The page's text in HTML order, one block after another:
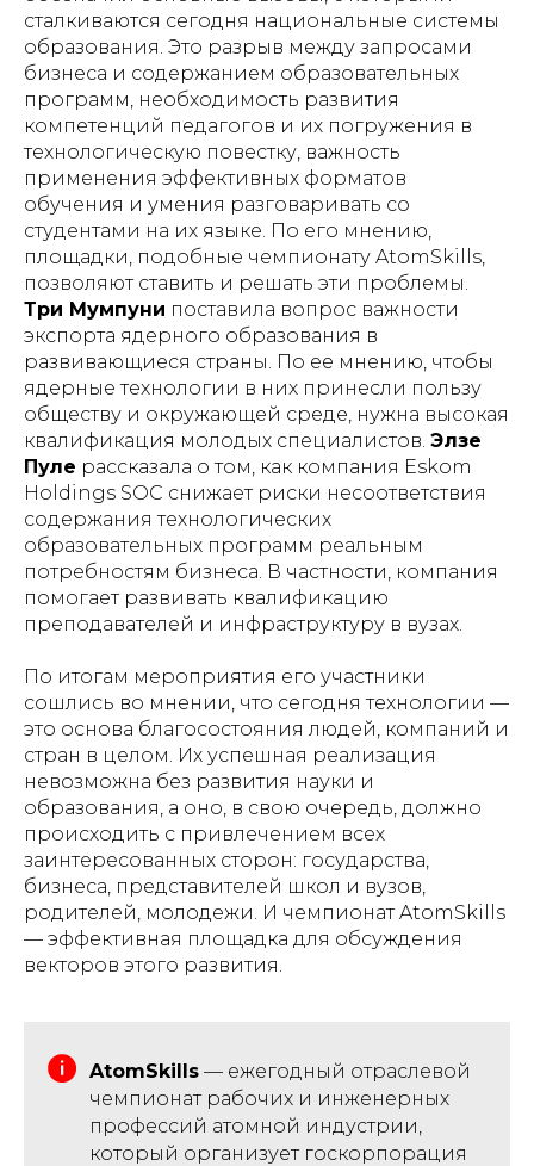
сталкиваются сегодня национальные системы
образования. Это разрыв между запросами
бизнеса и содержанием образовательных
программ, необходимость развития
компетенций педагогов и их погружения в
технологическую повестку, важность
применения эффективных форматов
обучения и умения разговаривать со
студентами на их языке. По его мнению,
площадки, подобные чемпионату AtomSkills,
позволяют ставить и решать эти проблемы.
Три Мумпуни поставила вопрос важности
экспорта ядерного образования в
развивающиеся страны. По ее мнению, чтобы
ядерные технологии в них принесли пользу
обществу и окружающей среде, нужна высокая
квалификация молодых специалистов. Элзе
Пуле рассказала о том, как компания Eskom
Holdings SOC снижает риски несоответствия
содержания технологических
образовательных программ реальным
потребностям бизнеса. В частности, компания
помогает развивать квалификацию
преподавателей и инфраструктуру в вузах.
По итогам мероприятия его участники
сошлись во мнении, что сегодня технологии —
это основа благосостояния людей, компаний и
стран в целом. Их успешная реализация
невозможна без развития науки и
образования, а оно, в свою очередь, должно
происходить с привлечением всех
заинтересованных сторон: государства,
бизнеса, представителей школ и вузов,
родителей, молодежи. И чемпионат AtomSkills
— эффективная площадка для обсуждения
векторов этого развития.
AtomSkills — ежегодный отраслевой
чемпионат рабочих и инженерных
профессий атомной индустрии,
который организует госкорпорация